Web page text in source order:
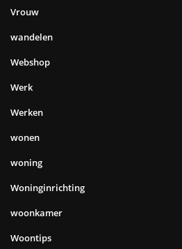
Vrouw
wandelen
Webshop
Werk
Werken
wonen
woning
Woninginrichting
woonkamer
Woontips